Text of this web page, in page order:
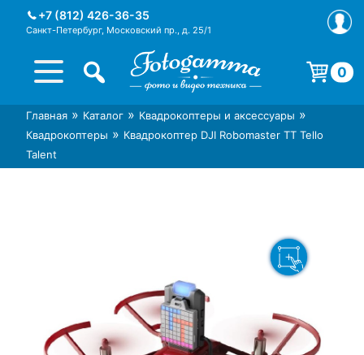
+7 (812) 426-36-35
Санкт-Петербург, Московский пр., д. 25/1
Интернет-магазин фототехники
Foto-Gamma в СПб
Магазин фотоаксессуаров foto-
gamma.ru
0
Корзина пуста.
Главная » Каталог » Квадрокоптеры и аксессуары »
Квадрокоптеры » Квадрокоптер DJI Robomaster TT Tello
Talent